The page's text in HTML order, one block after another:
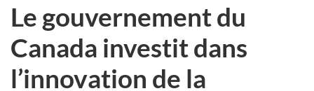
Le gouvernement du
Canada investit dans
l’innovation de la